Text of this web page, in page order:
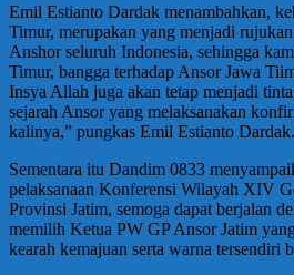
Emil Estianto Dardak menambahkan,
Timur, merupakan yang menjadi
Anshor seluruh Indonesia, sehingga
Timur, bangga terhadap Ansor Jawa
Insya Allah juga akan tetap menjadi
sejarah Ansor yang melaksanakan
kalinya,” pungkas Emil Estianto Dardak.
Sementara itu Dandim 0833
pelaksanaan Konferensi Wilayah XIV
Provinsi Jatim, semoga dapat berjalan
memilih Ketua PW GP Ansor Jatim
kearah kemajuan serta warna tersendiri